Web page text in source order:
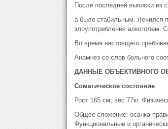
После последней выписки из
а было стабильным. Лечился
злоупотребления алкоголем.
Во время настоящего
Анамнез со слов больного
ДАННЫЕ ОБЪЕКТИВНОГО
Соматическое состояние
Рост 165 см, вес 77кг.
Общее сложение: осанка
Функциональные и